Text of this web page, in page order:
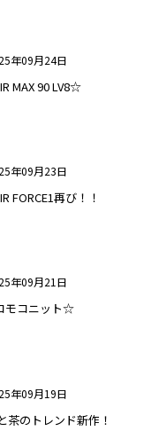
年09月24日
MAX 90 LV8☆
年09月23日
FORCE1再び！！
年09月21日
モコニット☆
年09月19日
茶のトレンド新作！